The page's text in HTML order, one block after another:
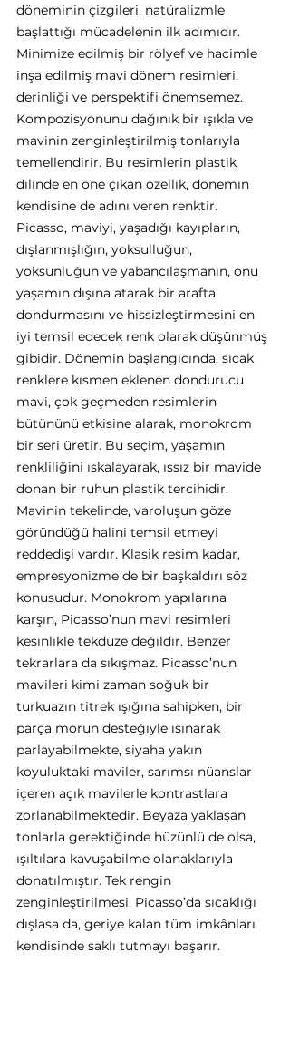
döneminin çizgileri, natüralizmle
başlattığı mücadelenin ilk adımıdır.
Minimize edilmiş bir rölyef ve hacimle
inşa edilmiş mavi dönem resimleri,
derinliği ve perspektifi önemsemez.
Kompozisyonunu dağınık bir ışıkla ve
mavinin zenginleştirilmiş tonlarıyla
temellendirir. Bu resimlerin plastik
dilinde en öne çıkan özellik, dönemin
kendisine de adını veren renktir.
Picasso, maviyi, yaşadığı kayıpların,
dışlanmışlığın, yoksulluğun,
yoksunluğun ve yabancılaşmanın, onu
yaşamın dışına atarak bir arafta
dondurmasını ve hissizleştirmesini en
iyi temsil edecek renk olarak düşünmüş
gibidir. Dönemin başlangıcında, sıcak
renklere kısmen eklenen dondurucu
mavi, çok geçmeden resimlerin
bütününü etkisine alarak, monokrom
bir seri üretir. Bu seçim, yaşamın
renkliliğini ıskalayarak, ıssız bir mavide
donan bir ruhun plastik tercihidir.
Mavinin tekelinde, varoluşun göze
göründüğü halini temsil etmeyi
reddedişi vardır. Klasik resim kadar,
empresyonizme de bir başkaldırı söz
konusudur. Monokrom yapılarına
karşın, Picasso’nun mavi resimleri
kesinlikle tekdüze değildir. Benzer
tekrarlara da sıkışmaz. Picasso’nun
mavileri kimi zaman soğuk bir
turkuazın titrek ışığına sahipken, bir
parça morun desteğiyle ısınarak
parlayabilmekte, siyaha yakın
koyuluktaki maviler, sarımsı nüanslar
içeren açık mavilerle kontrastlara
zorlanabilmektedir. Beyaza yaklaşan
tonlarla gerektiğinde hüzünlü de olsa,
ışıltılara kavuşabilme olanaklarıyla
donatılmıştır. Tek rengin
zenginleştirilmesi, Picasso’da sıcaklığı
dışlasa da, geriye kalan tüm imkânları
kendisinde saklı tutmayı başarır.